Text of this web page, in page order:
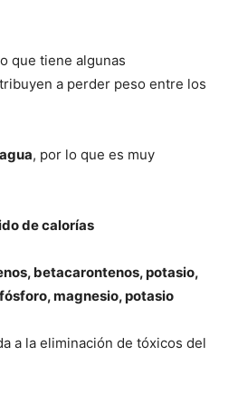
que tiene algunas
a perder peso entre los
, por lo que es muy
de calorías
betacarontenos, potasio,
magnesio, potasio
a la eliminación de tóxicos del